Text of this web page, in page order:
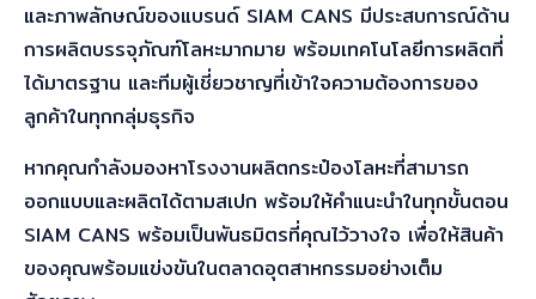
และภาพลักษณ์ของแบรนด์ SIAM CANS มีประสบการณ์ด้าน
การผลิตบรรจุภัณฑ์โลหะมากมาย พร้อมเทคโนโลยีการผลิตที่
ได้มาตรฐาน และทีมผู้เชี่ยวชาญที่เข้าใจความต้องการของ
ลูกค้าในทุกกลุ่มธุรกิจ
หากคุณกำลังมองหาโรงงานผลิตกระป๋องโลหะที่สามารถ
ออกแบบและผลิตได้ตามสเปก พร้อมให้คำแนะนำในทุกขั้นตอน
SIAM CANS พร้อมเป็นพันธมิตรที่คุณไว้วางใจ เพื่อให้สินค้า
ของคุณพร้อมแข่งขันในตลาดอุตสาหกรรมอย่างเต็ม